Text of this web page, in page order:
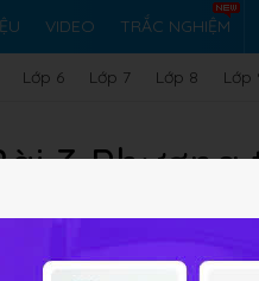
VIDEO TRẮC NGHIỆM
Lớp 6 Lớp 7 Lớp 8 Lớp
3